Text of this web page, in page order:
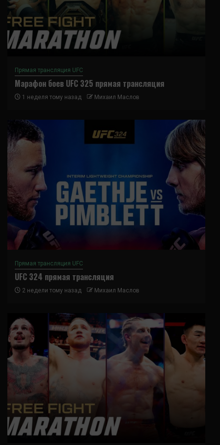
Прямая трансляция UFC
Марафон боев UFC 325 прямая трансляция
1 неделя тому назад Михаил Маслов
Прямая трансляция UFC
UFC 324 прямая трансляция
2 недели тому назад Михаил Маслов